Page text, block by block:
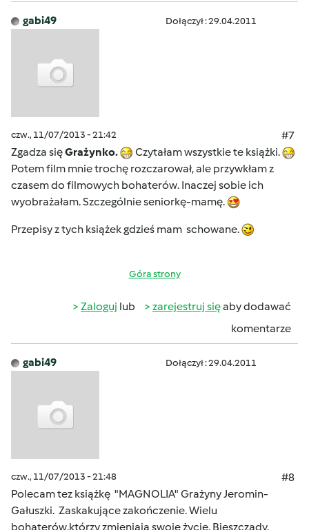
gabi49 Dołączył : 29.04.2011
czw., 11/07/2013 - 21:42
#7
Zgadza sięGrażynko.
Czytałam wszystkie te książki.
Potem film mnie trochę rozczarował, ale przywkłam z
czasem do filmowych bohaterów. Inaczej sobie ich
wyobrażałam. Szczególnie seniorkę-mamę.
Przepisy z tych książek gdzieś mam schowane.
Góra strony
Zaloguj lub zarejestruj sięaby dodawać
komentarze
gabi49 Dołączył : 29.04.2011
czw., 11/07/2013 - 21:48
#8
Polecam tez książkę "MAGNOLIA" Grażyny Jeromin-
Gałuszki. Zaskakujące zakończenie. Wielu
bohaterów,którzy zmieniają swoje życie. Bieszczady,